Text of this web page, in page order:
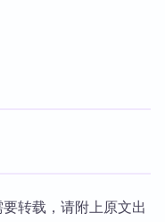
转载，请附上原文出